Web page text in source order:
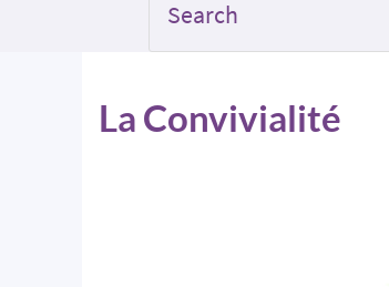
La Convivialité